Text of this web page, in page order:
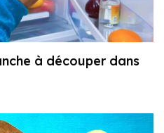
à découper dans